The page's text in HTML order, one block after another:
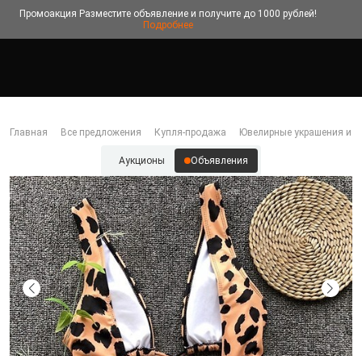
Промоакция Разместите объявление и получите до 1000 рублей!
Подробнее
Главная Все предложения Купля-продажа Ювелирные украшения и
Аукционы Объявления